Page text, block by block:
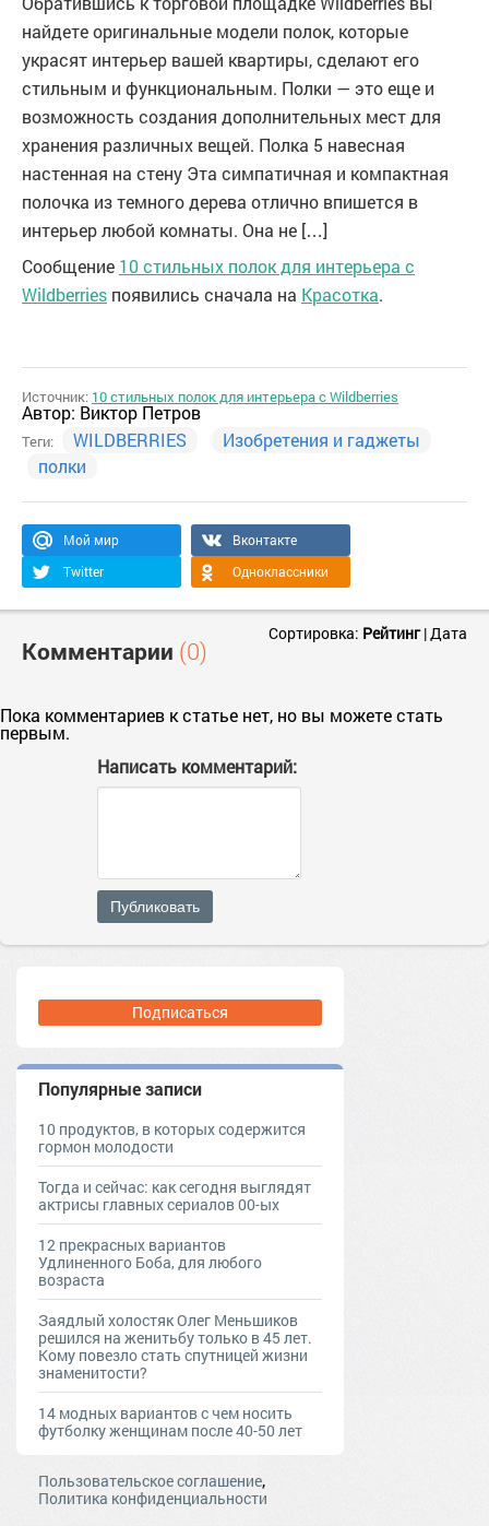
найдете оригинальные модели полок, которые
украсят интерьер вашей квартиры, сделают его
стильным и функциональным. Полки — это еще и
возможность создания дополнительных мест для
хранения различных вещей. Полка 5 навесная
настенная на стену Эта симпатичная и компактная
полочка из темного дерева отлично впишется в
интерьер любой комнаты. Она не […]
Сообщение 10 стильных полок для интерьера с
Wildberries появились сначала на Красотка.
Источник: 10 стильных полок для интерьера с Wildberries
Автор: Виктор Петров
Теги: WILDBERRIES
Изобретения и гаджеты
полки
Мой мир
Вконтакте
Twitter
Одноклассники
Комментарии (0)
Сортировка: Рейтинг|Дата
Пока комментариев к статье нет, но вы можете стать
первым.
Написать комментарий:
Публиковать
Подписаться
Популярные записи
10 продуктов, в которых содержится
гормон молодости
Тогда и сейчас: как сегодня выглядят
актрисы главных сериалов 00-ых
12 прекрасных вариантов
Удлиненного Боба, для любого
возраста
Заядлый холостяк Олег Меньшиков
решился на женитьбу только в 45 лет.
Кому повезло стать спутницей жизни
знаменитости?
14 модных вариантов с чем носить
футболку женщинам после 40-50 лет
Пользовательское соглашение,
Политика конфиденциальности